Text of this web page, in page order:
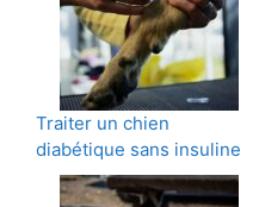
Traiter un chien
diabétique sans insuline